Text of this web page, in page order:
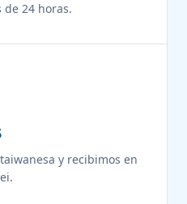
24 horas.
y recibimos en